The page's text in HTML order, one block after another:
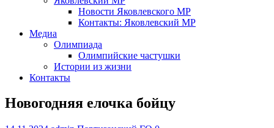
Новости Яковлевского МР
Контакты: Яковлевский МР
Медиа
Олимпиада
Олимпийские частушки
Истории из жизни
Контакты
Новогодняя елочка бойцу